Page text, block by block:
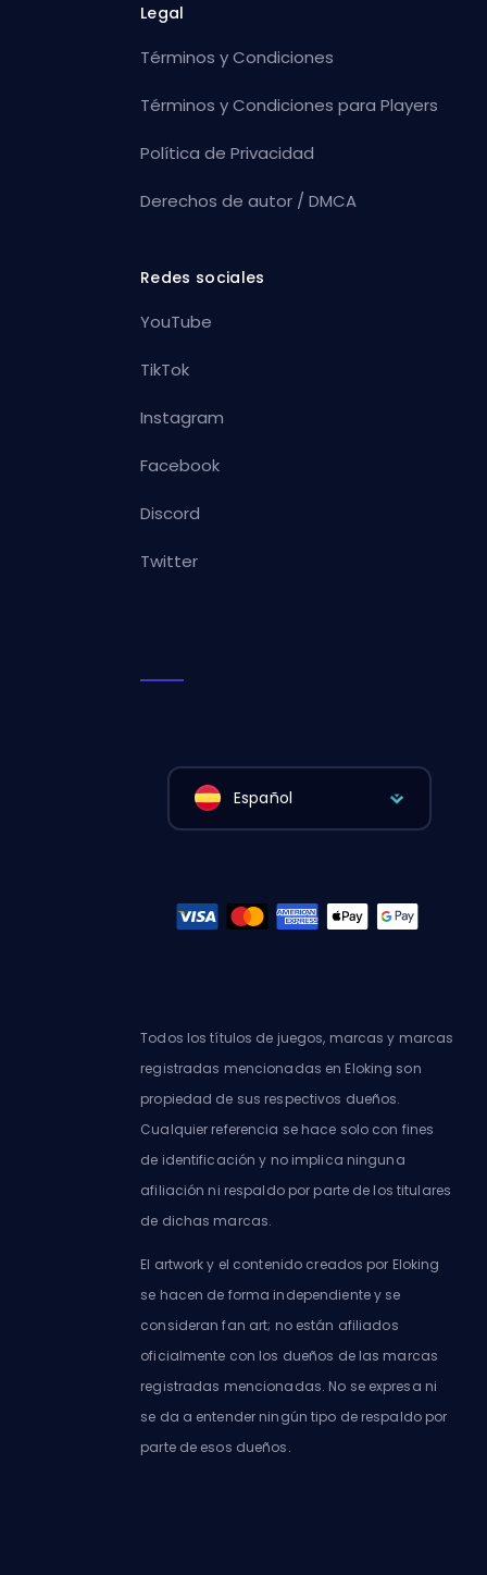
Legal
Términos y Condiciones
Términos y Condiciones para Players
Política de Privacidad
Derechos de autor / DMCA
Redes sociales
YouTube
TikTok
Instagram
Facebook
Discord
Twitter
Español
Todos los títulos de juegos, marcas y marcas
registradas mencionadas en Eloking son
propiedad de sus respectivos dueños.
Cualquier referencia se hace solo con fines
de identificación y no implica ninguna
afiliación ni respaldo por parte de los titulares
de dichas marcas.
El artwork y el contenido creados por Eloking
se hacen de forma independiente y se
consideran fan art; no están afiliados
oficialmente con los dueños de las marcas
registradas mencionadas. No se expresa ni
se da a entender ningún tipo de respaldo por
parte de esos dueños.